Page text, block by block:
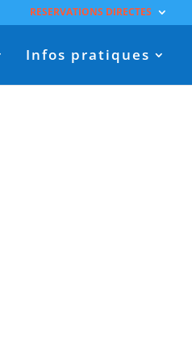
RESERVATIONS DIRECTES
Infos pratiques